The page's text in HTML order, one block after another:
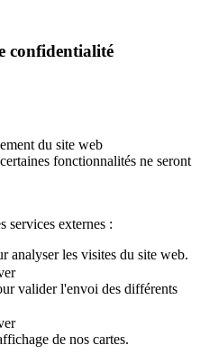
confidentialité
du site web
fonctionnalités ne seront
services externes :
analyser les visites du site web.
valider l'envoi des différents
de nos cartes.